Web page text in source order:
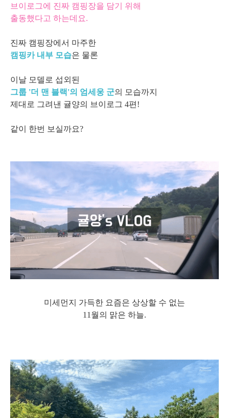
브이로그에 진짜 캠핑장을 담기 위해
출동했다고 하는데요.
진짜 캠핑장에서 마주한
캠핑카 내부 모습은 물론
이날 모델로 섭외된
그룹 '더 맨 블랙'의 엄세웅 군의 모습까지
제대로 그려낸 귤양의 브이로그 4편!
같이 한번 보실까요?
미세먼지 가득한 요즘은 상상할 수 없는
11월의 맑은 하늘.